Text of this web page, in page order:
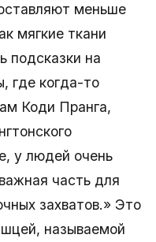
меньше
мягкие ткани
подсказки на
где когда-то
Коди Пранга,
у людей очень
часть для
захватов.» Это
называемой